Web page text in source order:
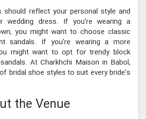
should reflect your personal style and
wedding dress. If you're wearing a
you might want to choose classic
sandals. If you're wearing a more
might want to opt for trendy block
At Charkhchi Maison in Babol,
bridal shoe styles to suit every bride's
the Venue